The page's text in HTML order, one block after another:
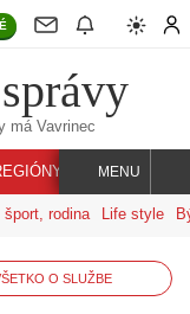
má Vavrinec
INDEX SVET
MENU
šport, rodina Life style
O SLUŽBE